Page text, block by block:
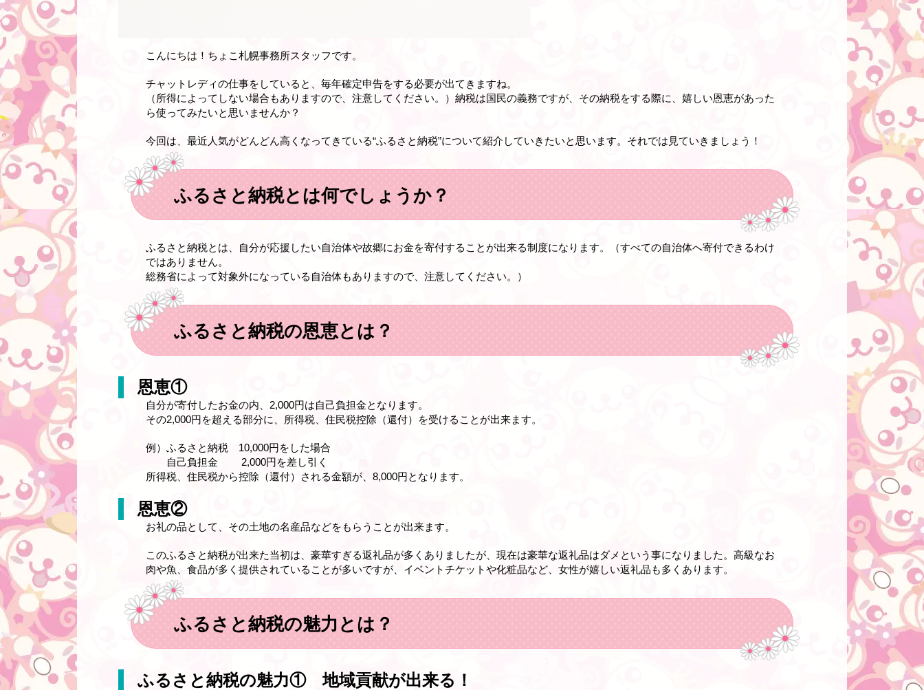
こんにちは！ちょこ札幌事務所スタッフです。
チャットレディの仕事をしていると、毎年確定申告をする必要が出てきますね。
（所得によってしない場合もありますので、注意してください。）納税は国民の義務ですが、その納税をする際に、嬉しい恩恵があった
ら使ってみたいと思いませんか？
今回は、最近人気がどんどん高くなってきている“ふるさと納税”について紹介していきたいと思います。それでは見ていきましょう！
ふるさと納税とは何でしょうか？
ふるさと納税とは、自分が応援したい自治体や故郷にお金を寄付することが出来る制度になります。（すべての自治体へ寄付できるわけ
ではありません。
総務省によって対象外になっている自治体もありますので、注意してください。）
ふるさと納税の恩恵とは？
恩恵①
自分が寄付したお金の内、2,000円は自己負担金となります。
その2,000円を超える部分に、所得税、住民税控除（還付）を受けることが出来ます。
例）ふるさと納税 10,000円をした場合
自己負担金 2,000円を差し引く
所得税、住民税から控除（還付）される金額が、8,000円となります。
恩恵②
お礼の品として、その土地の名産品などをもらうことが出来ます。
このふるさと納税が出来た当初は、豪華すぎる返礼品が多くありましたが、現在は豪華な返礼品はダメという事になりました。高級なお
肉や魚、食品が多く提供されていることが多いですが、イベントチケットや化粧品など、女性が嬉しい返礼品も多くあります。
ふるさと納税の魅力とは？
ふるさと納税の魅力① 地域貢献が出来る！